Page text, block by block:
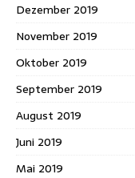
Dezember 2019
November 2019
Oktober 2019
September 2019
August 2019
Juni 2019
Mai 2019